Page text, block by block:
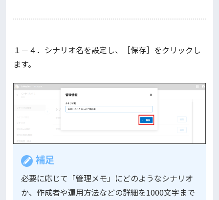
１－４．シナリオ名を設定し、［保存］をクリックし
ます。
補足
必要に応じて「管理メモ」にどのようなシナリオ
か、作成者や運用方法などの詳細を1000文字まで